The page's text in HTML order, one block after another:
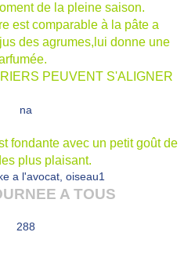
de la pleine saison.
est comparable à la pâte a
des agrumes,lui donne une
PEUVENT S'ALIGNER
fondante avec un petit goût de
plus plaisant.
A TOUS